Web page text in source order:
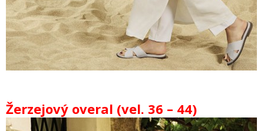
Žerzejový overal (vel. 36 – 44)